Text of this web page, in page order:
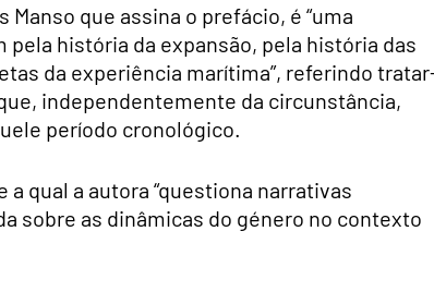
que assina o prefácio, é “uma
história da expansão, pela história das
da experiência marítima”, referindo
independentemente da circunstância,
período cronológico.
qual a autora “questiona narrativas
sobre as dinâmicas do género no contexto